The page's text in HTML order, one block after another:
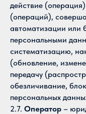
действие
(операций),
автоматизации или
персональными
систематизацию,
(обновление,
передачу
обезличивание,
персональных
2.7. Оператор –